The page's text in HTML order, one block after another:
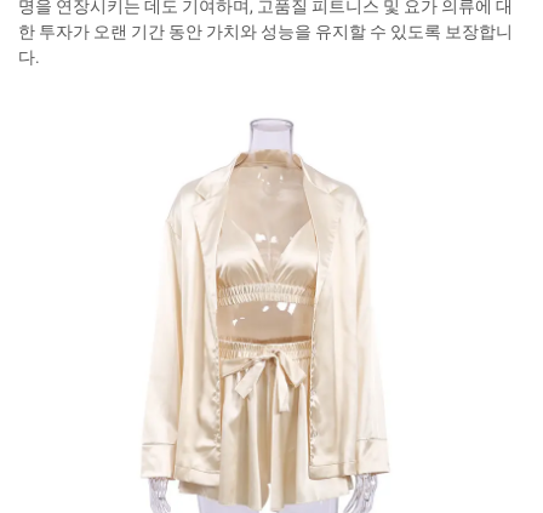
명을 연장시키는 데도 기여하며, 고품질 피트니스 및 요가 의류에 대
한 투자가 오랜 기간 동안 가치와 성능을 유지할 수 있도록 보장합니
다.